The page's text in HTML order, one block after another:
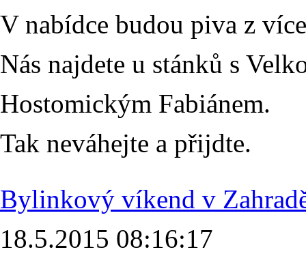
V nabídce budou piva z
Nás najdete u stánků s
Hostomickým Fabiánem.
Tak neváhejte a přijdte.
Bylinkový víkend v
18.5.2015 08:16:17